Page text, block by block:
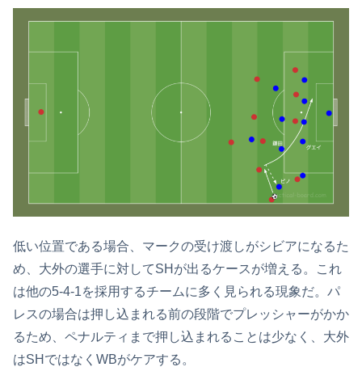
低い位置である場合、マークの受け渡しがシビアになるた
め、大外の選手に対してSHが出るケースが増える。これ
は他の5-4-1を採用するチームに多く見られる現象だ。パ
レスの場合は押し込まれる前の段階でプレッシャーがかか
るため、ペナルティまで押し込まれることは少なく、大外
はSHではなくWBがケアする。